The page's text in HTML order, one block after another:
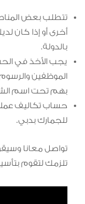
تتطلب بعض
أخرى أو إذا كان
بالدولة.
يجب الأخذ في
الموظفين والرسوم
بهم تحت اسم
حساب تكاليف
للجمارك بدبي.
تواصل معانا
تلزمك لتقوم